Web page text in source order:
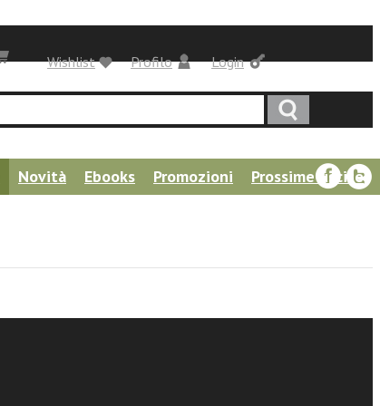
Login
Profilo
Wishlist
Novità Ebooks Promozioni
Prossime uscite